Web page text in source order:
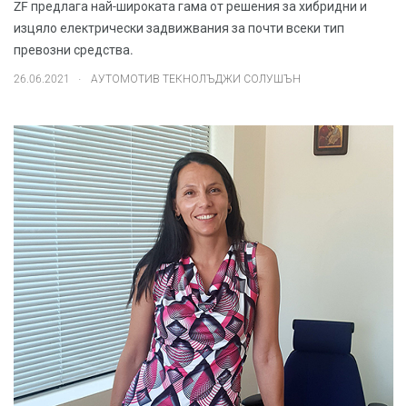
ZF предлага най-широката гама от решения за хибридни и
изцяло електрически задвижвания за почти всеки тип
превозни средства.
26.06.2021 . АУТОМОТИВ ТЕКНОЛЪДЖИ СОЛУШЪН